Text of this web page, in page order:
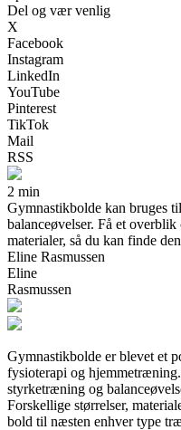
Del og vær venlig
X
Facebook
Instagram
LinkedIn
YouTube
Pinterest
TikTok
Mail
RSS
2 min
Gymnastikbolde kan bruges
balanceøvelser. Få et
materialer, så du kan finde
Eline Rasmussen
Eline
Rasmussen
Gymnastikbolde er blevet et
fysioterapi og
styrketræning og
Forskellige størrelser,
bold til næsten enhver type